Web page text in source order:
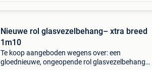
Nieuwe rol glasvezelbehang– xtra breed
1m10
Te koop aangeboden wegens over: een
gloednieuwe, ongeopende rol glasvezelbehang